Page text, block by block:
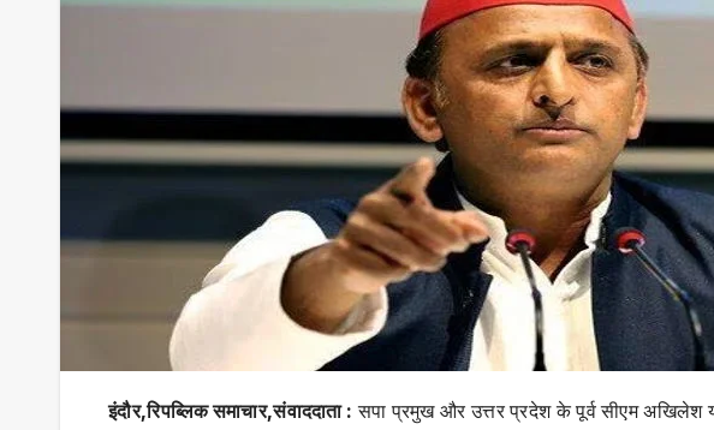
इंदौर,रिपब्लिक समाचार,संवाददाता : सपा प्रमुख और उत्तर प्रदेश के पूर्व सीएम अखिलेश